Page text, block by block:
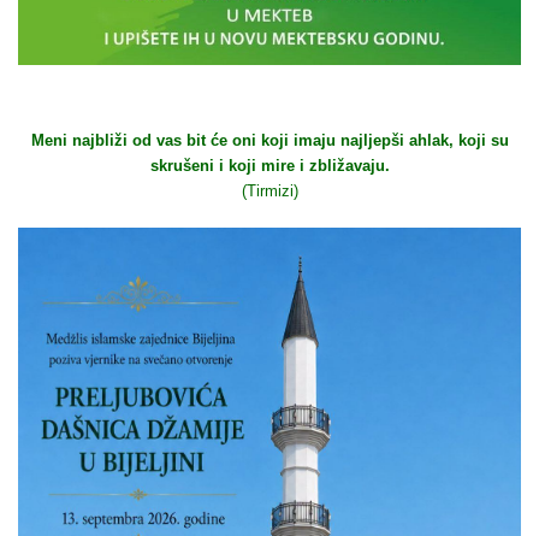
Meni najbliži od vas bit će oni koji imaju najljepši ahlak, koji su
skrušeni i koji mire i zbližavaju.
(Tirmizi)